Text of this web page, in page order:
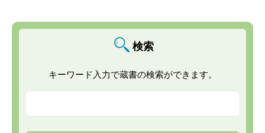
検索
キーワード入力で蔵書の検索ができます。